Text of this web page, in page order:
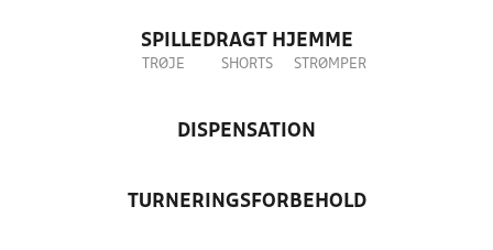
SPILLEDRAGT HJEMME
TRØJE SHORTS STRØMPER
DISPENSATION
TURNERINGSFORBEHOLD